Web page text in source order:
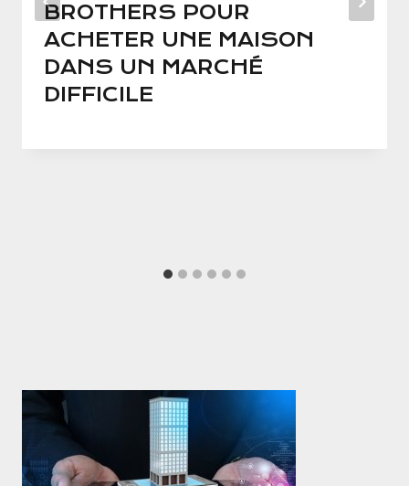
BROTHERS POUR
ACHETER UNE MAISON
DANS UN MARCHÉ
DIFFICILE